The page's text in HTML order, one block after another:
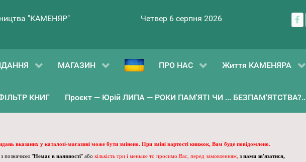
"КАМЕНЯР" Четвер 6 серпня 2026
МАГАЗИН ПРО НАС Життя КАМЕНЯРА
КНИГ Проєкт — Юрій ЛИПА — РОКИ ПАМ'ЯТІ ЧИ ... БЕЗПАМ’ЯТСТВА?..
вказаних у каталозі-магазині може бути змінено. При зміні вартості книжок, Вам буде повідомлено.
позначкою "Немає в наявності" або кількість три і меньше то просимо Вас, перед замовленням, з нами зв'язатися,